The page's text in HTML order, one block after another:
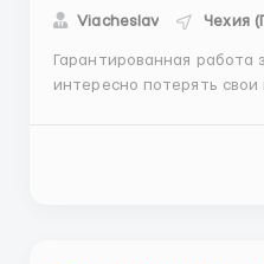
Viacheslav Чехия
Гарантированная работа за
интересно потерять
границей не